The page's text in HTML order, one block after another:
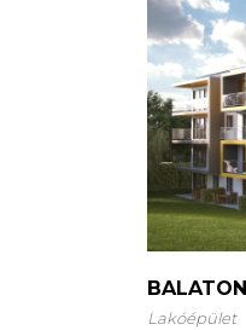
Lakóépület